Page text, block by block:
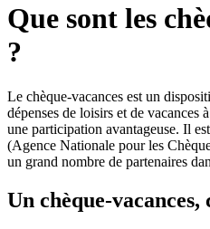
Que sont les
?
Le chèque-vacances est un
dépenses de loisirs et de vacances
une participation avantageuse. Il
(Agence Nationale pour les
un grand nombre de partenaires
Un chèque-vacances,